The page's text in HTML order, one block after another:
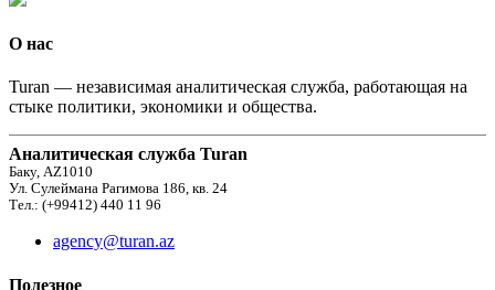
О нас
Turan — независимая аналитическая служба, работающая на
стыке политики, экономики и общества.
Аналитическая служба Turan
Баку, AZ1010
Ул. Сулеймана Рагимова 186, кв. 24
Тел.: (+99412) 440 11 96
agency@turan.az
Полезное